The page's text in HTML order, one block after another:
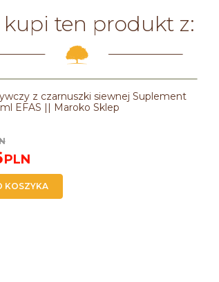
ten produkt z:
z czarnuszki siewnej Suplement
EFAS || Maroko Sklep
PLN
KOSZYKA